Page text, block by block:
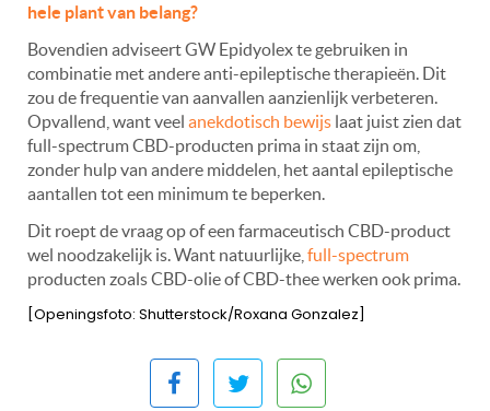
hele plant van belang?
Bovendien adviseert GW Epidyolex te gebruiken in
combinatie met andere anti-epileptische therapieën. Dit
zou de frequentie van aanvallen aanzienlijk verbeteren.
Opvallend, want veel anekdotisch bewijs laat juist zien dat
full-spectrum CBD-producten prima in staat zijn om,
zonder hulp van andere middelen, het aantal epileptische
aantallen tot een minimum te beperken.
Dit roept de vraag op of een farmaceutisch CBD-product
wel noodzakelijk is. Want natuurlijke, full-spectrum
producten zoals CBD-olie of CBD-thee werken ook prima.
[Openingsfoto: Shutterstock/Roxana Gonzalez]